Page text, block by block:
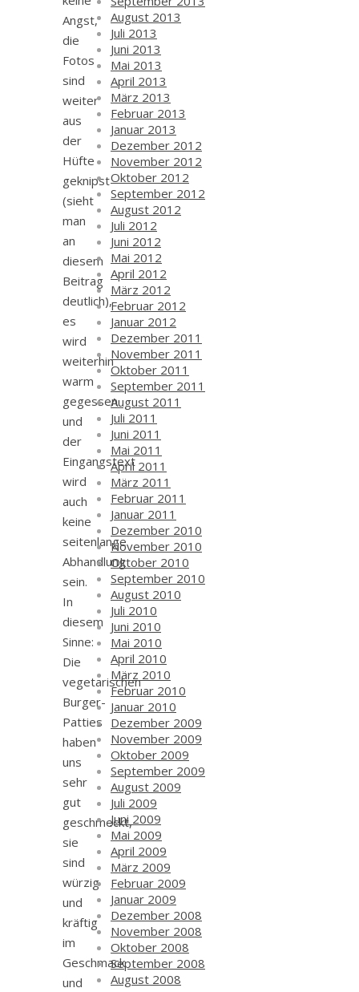
Angst,
die
Fotos
sind
weiter
aus
der
Hüfte
geknipst
(sieht
man
an
diesem
Beitrag
deutlich),
es
wird
weiterhin
warm
gegessen
und
der
Eingangstext
wird
auch
keine
seitenlange
Abhandlung
sein.
In
diesem
Sinne:
Die
vegetarischen
Burger-
Patties
haben
uns
sehr
gut
geschmeckt,
sie
sind
würzig
und
kräftig
im
Geschmack
und
August 2013
Juli 2013
Juni 2013
Mai 2013
April 2013
März 2013
Februar 2013
Januar 2013
Dezember 2012
November 2012
Oktober 2012
September 2012
August 2012
Juli 2012
Juni 2012
Mai 2012
April 2012
März 2012
Februar 2012
Januar 2012
Dezember 2011
November 2011
Oktober 2011
September 2011
August 2011
Juli 2011
Juni 2011
Mai 2011
April 2011
März 2011
Februar 2011
Januar 2011
Dezember 2010
November 2010
Oktober 2010
September 2010
August 2010
Juli 2010
Juni 2010
Mai 2010
April 2010
März 2010
Februar 2010
Januar 2010
Dezember 2009
November 2009
Oktober 2009
September 2009
August 2009
Juli 2009
Juni 2009
Mai 2009
April 2009
März 2009
Februar 2009
Januar 2009
Dezember 2008
November 2008
Oktober 2008
September 2008
August 2008